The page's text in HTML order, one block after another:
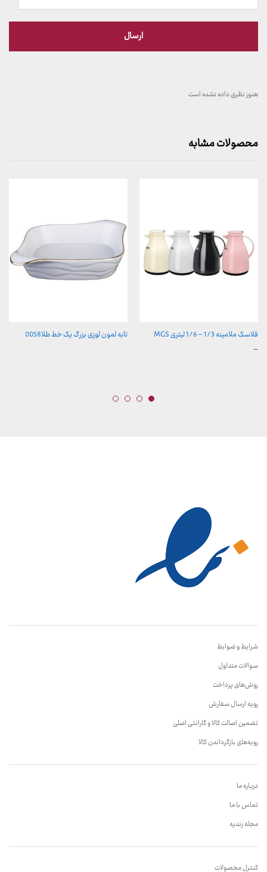
هنوز نظری داده نشده است
محصولات مشابه
فلاسک ملامینه 1/3 – 1/6 لیتری MGS
–محدوده
تابه لمون لوزی بزرگ یک خط طلا0058
شرایط و ضوابط
سوالات متداول
روش‌های پرداخت
رویه ارسال سفارش
تضمین اصالت کالا و گارانتی اصلی
رویه‌های بازگرداندن کالا
درباره ما
تماس با ما
مجله زندیه
کنترل محصولات